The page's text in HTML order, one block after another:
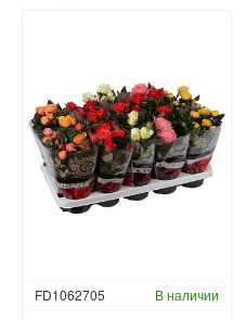
FD1062705 В наличии